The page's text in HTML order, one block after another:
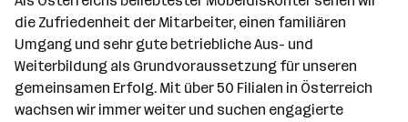
die Zufriedenheit der Mitarbeiter, einen familiären
Umgang und sehr gute betriebliche Aus- und
Weiterbildung als Grundvoraussetzung für unseren
gemeinsamen Erfolg. Mit über 50 Filialen in Österreich
wachsen wir immer weiter und suchen engagierte